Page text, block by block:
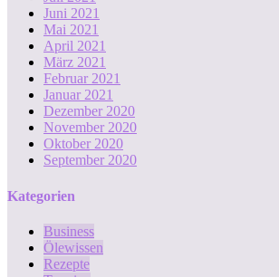
Juni 2021
Mai 2021
April 2021
März 2021
Februar 2021
Januar 2021
Dezember 2020
November 2020
Oktober 2020
September 2020
Kategorien
Business
Ölewissen
Rezepte